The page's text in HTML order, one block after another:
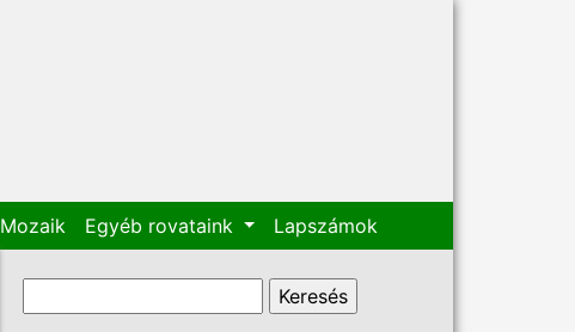
Mozaik Egyéb rovataink Lapszámok
Keresés űrlap